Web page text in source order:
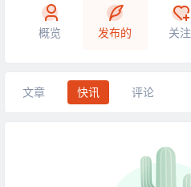
概览 发布的 关注
文章 快讯 评论